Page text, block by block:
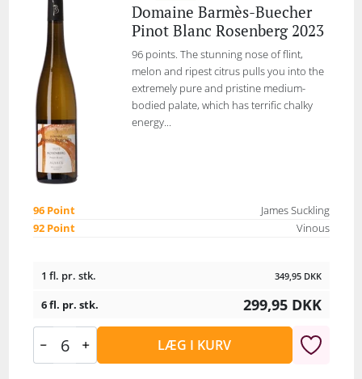
Domaine Barmès-Buecher
Pinot Blanc Rosenberg 2023
96 points. The stunning nose of flint,
melon and ripest citrus pulls you into the
extremely pure and pristine medium-
bodied palate, which has terrific chalky
energy...
96 Point
James Suckling
92 Point
Vinous
1 fl. pr. stk. 349,95 DKK
6 fl. pr. stk. 299,95 DKK
LÆG I KURV